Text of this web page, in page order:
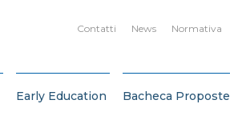
Contatti News Normativa
Early Education Bacheca Proposte